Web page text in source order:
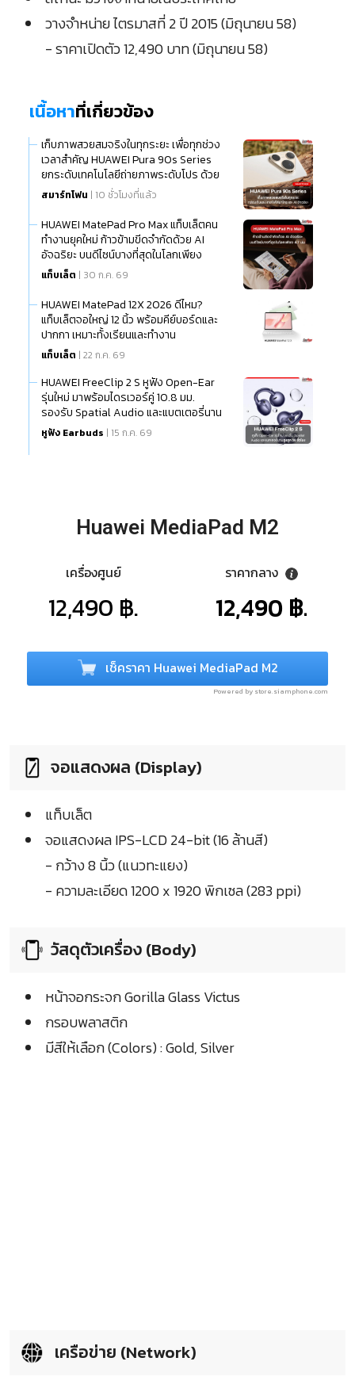
วางจำหน่าย ไตรมาสที่ 2 ปี 2015 (มิถุนายน 58)
- ราคาเปิดตัว 12,490 บาท (มิถุนายน 58)
เนื้อหาที่เกี่ยวข้อง
เก็บภาพสวยสมจริงในทุกระยะ เพื่อทุกช่วง
เวลาสำคัญ HUAWEI Pura 90s Series
ยกระดับเทคโนโลยีถ่ายภาพระดับโปร ด้วย
นวัตกรรมกล้องเก็บแสง เทเลโฟโต้มาโคร
สมาร์ทโฟน | 10 ชั่วโมงที่แล้ว
HUAWEI MatePad Pro Max แท็บเล็ตคน
ทำงานยุคใหม่ ก้าวข้ามขีดจำกัดด้วย AI
อัจฉริยะ บนดีไซน์บางที่สุดในโลกเพียง
แท็บเล็ต | 30 ก.ค. 69
HUAWEI MatePad 12X 2026 ดีไหม?
แท็บเล็ตจอใหญ่ 12 นิ้ว พร้อมคีย์บอร์ดและ
ปากกา เหมาะทั้งเรียนและทำงาน
แท็บเล็ต | 22 ก.ค. 69
HUAWEI FreeClip 2 S หูฟัง Open-Ear
รุ่นใหม่ มาพร้อมไดรเวอร์คู่ 10.8 มม.
รองรับ Spatial Audio และแบตเตอรี่นาน
สูงสุด 38 ชั่วโมง
หูฟัง Earbuds | 15 ก.ค. 69
Huawei MediaPad M2
เครื่องศูนย์
12,490 ฿.
ราคากลาง
12,490 ฿.
เช็คราคา Huawei MediaPad M2
Powered by store.siamphone.com
จอแสดงผล (Display)
แท็บเล็ต
จอแสดงผล IPS-LCD 24-bit (16 ล้านสี)
- กว้าง 8 นิ้ว (แนวทะแยง)
- ความละเอียด 1200 x 1920 พิกเซล (283 ppi)
วัสดุตัวเครื่อง (Body)
หน้าจอกระจก Gorilla Glass Victus
กรอบพลาสติก
มีสีให้เลือก (Colors) : Gold, Silver
เครือข่าย (Network)